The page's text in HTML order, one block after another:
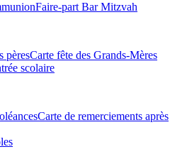
Faire-part Bar Mitzvah
pèresCarte fête des Grands-Mères
scolaire
Carte de remerciements après